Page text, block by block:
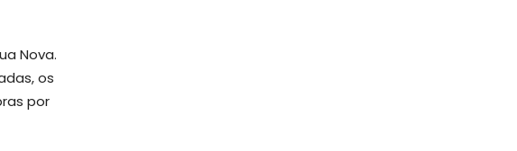
Nova.
os
por